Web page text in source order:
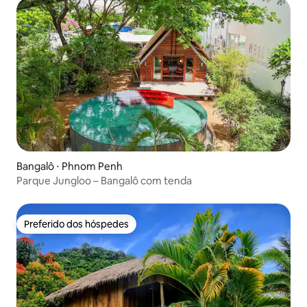
Bangalô ⋅ Phnom Penh
Parque Jungloo – Bangalô com tenda
Preferido dos hóspedes
Preferido dos hóspedes